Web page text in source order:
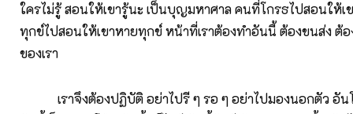
ใครไม่รู้ สอนให้เขารู้นะ เป็นบุญมหาศาล คนที่โกรธไปสอนให้
ทุกข์ไปสอนให้เขาหายทุกข์ หน้าที่เราต้องทำอันนี้ ต้องขนส่ง ต้
ของเรา
เราจึงต้องปฏิบัติ อย่าไปรี ๆ รอ ๆ อย่าไปมองนอกตัว อัน